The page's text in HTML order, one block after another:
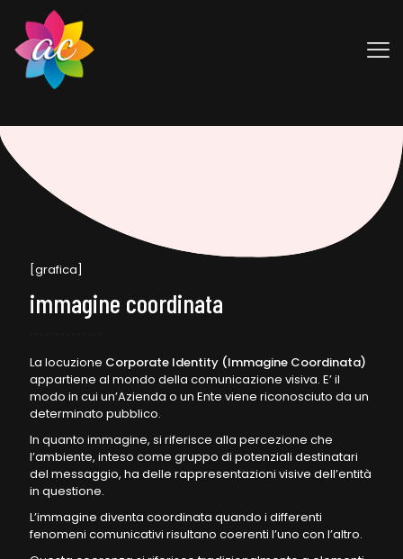
[grafica]
immagine coordinata
La locuzione Corporate Identity (Immagine Coordinata)
appartiene al mondo della comunicazione visiva. E’ il
modo in cui un’Azienda o un Ente viene riconosciuto da un
determinato pubblico.
In quanto immagine, si riferisce alla percezione che
l’ambiente, inteso come gruppo di potenziali destinatari
del messaggio, ha delle rappresentazioni visive dell’entità
in questione.
L’immagine diventa coordinata quando i differenti
fenomeni comunicativi risultano coerenti l’uno con l’altro.